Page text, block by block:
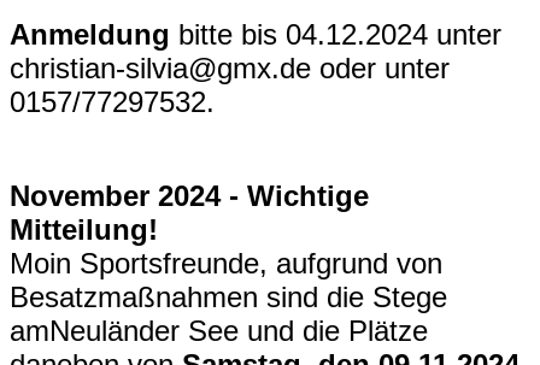
Anmeldung bitte bis 04.12.2024 unter
christian-silvia@gmx.de oder unter
0157/77297532.
November 2024 - Wichtige
Mitteilung!
Moin Sportsfreunde, aufgrund von
Besatzmaßnahmen sind die Stege
amNeuländer See und die Plätze